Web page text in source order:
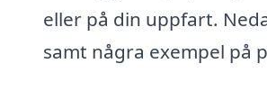
eller på din uppfart.
samt några exempel på